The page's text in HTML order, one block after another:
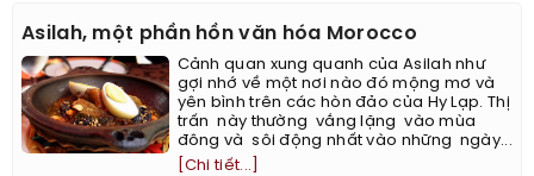
Asilah, một phần hồn văn hóa Morocco
Cảnh quan xung quanh của Asilah như
gợi nhớ về một nơi nào đó mộng mơ và
yên bình trên các hòn đảo của Hy Lạp. Thị
trấn này thường vắng lặng vào mùa
đông và sôi động nhất vào những ngày...
[Chi tiết...]